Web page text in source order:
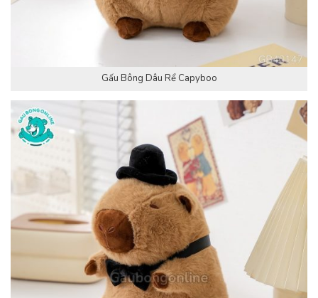
Gấu Bông Dâu Rể Capyboo